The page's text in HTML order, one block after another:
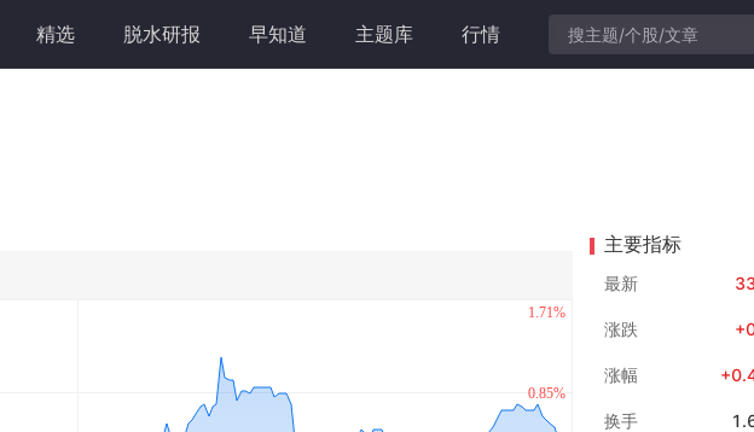
精选 脱水研报 早知道 主题库 行情
主要指标
最新
涨跌
涨幅
换手